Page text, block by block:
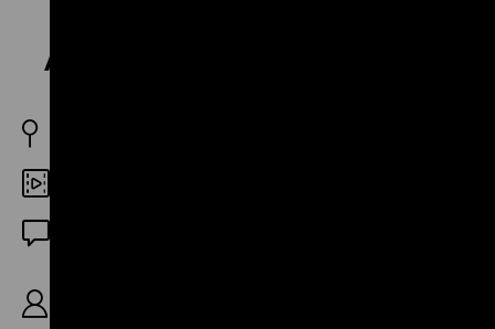
A New Leaf